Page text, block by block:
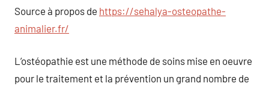
Source à propos de https://sehalya-osteopathe-
animalier.fr/
L’ostéopathie est une méthode de soins mise en oeuvre
pour le traitement et la prévention un grand nombre de